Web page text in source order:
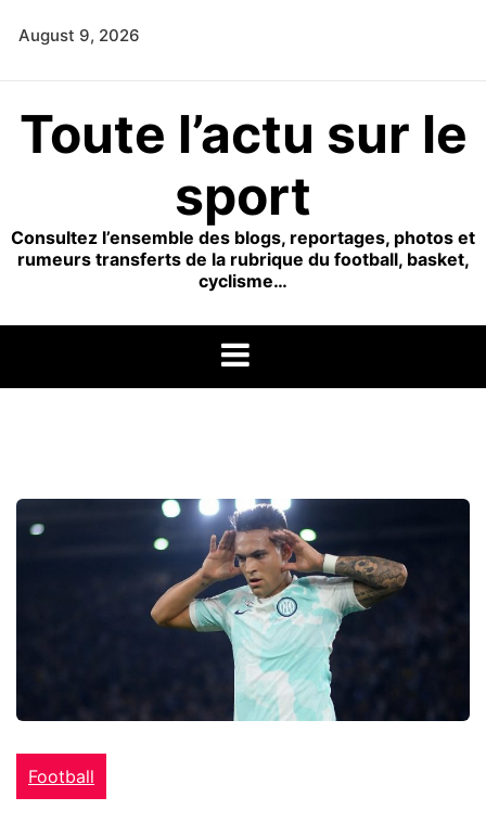
August 9, 2026
Toute l’actu sur le
sport
Consultez l’ensemble des blogs, reportages, photos et
rumeurs transferts de la rubrique du football, basket,
cyclisme…
Football